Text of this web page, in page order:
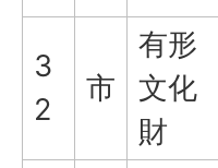
3
2
市
有形
文化
財